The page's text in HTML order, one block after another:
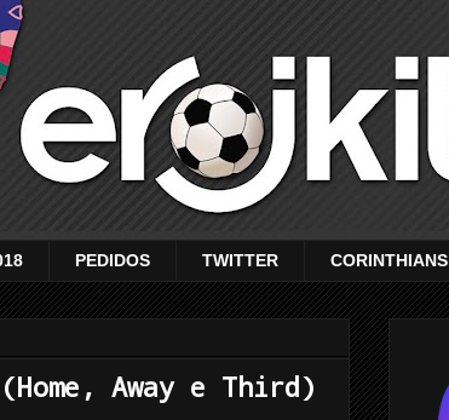
PEDIDOS TWITTER CORINTHIANS
Away e Third)